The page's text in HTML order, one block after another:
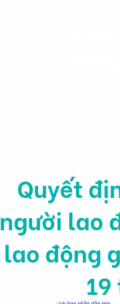
Quyết
người lao
lao động